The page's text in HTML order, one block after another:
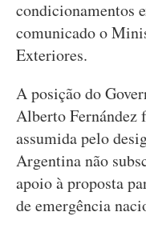
condicionamentos
comunicado o
Exteriores.
A posição do
Alberto Fernández
assumida pelo
Argentina não
apoio à proposta
de emergência